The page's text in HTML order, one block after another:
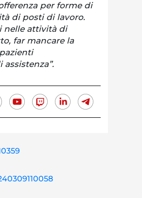
per forme di
di posti di lavoro.
nelle attività di
far mancare la